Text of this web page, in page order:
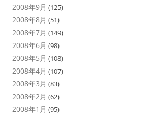
2008年9月 (125)
2008年8月 (51)
2008年7月 (149)
2008年6月 (98)
2008年5月 (108)
2008年4月 (107)
2008年3月 (83)
2008年2月 (62)
2008年1月 (95)